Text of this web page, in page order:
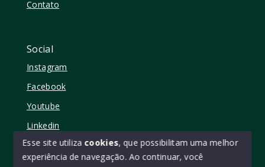
Contato
Social
Instagram
Facebook
Youtube
Linkedin
Esse site utiliza cookies, que possibilitam uma melhor
experiência de navegação. Ao continuar, você